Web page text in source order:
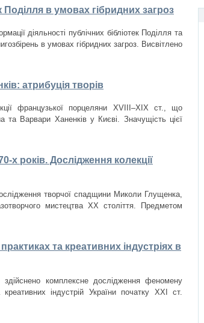
Поділля в умовах гібридних загроз
діяльності публічних бібліотек Поділля та
в умовах гібридних загроз. Висвітлено
атрибуція творів
французької порцеляни XVIII–XIX ст., що
та Варвари Ханенків у Києві. Значущість цієї
х років. Дослідження колекції
творчої спадщини Миколи Глущенка,
мистецтва ХХ століття. Предметом
та креативних індустріях в
здійснено комплексне дослідження феномену
індустрій України початку ХХІ ст.